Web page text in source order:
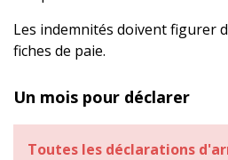
Les indemnités doivent figurer
fiches de paie.
Un mois pour déclarer
Toutes les déclarations